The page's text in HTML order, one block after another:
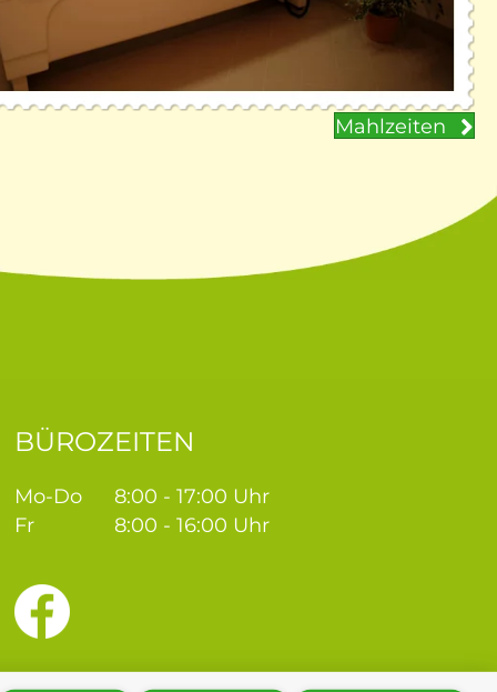
Mahlzeiten
BÜROZEITEN
Mo-Do
8:00 - 17:00 Uhr
Fr
8:00 - 16:00 Uhr